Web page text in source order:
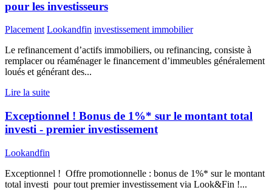
pour les investisseurs
Placement Lookandfin investissement immobilier
Le refinancement d’actifs immobiliers, ou refinancing, consiste à
remplacer ou réaménager le financement d’immeubles généralement
loués et générant des...
Lire la suite
Exceptionnel ! Bonus de 1%* sur le montant total
investi - premier investissement
Lookandfin
Exceptionnel ! Offre promotionnelle : bonus de 1%* sur le montant
total investi pour tout premier investissement via Look&Fin !...